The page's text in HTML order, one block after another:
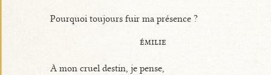
Pourquoi toujours fuir ma présence ?
émilie
À mon cruel destin, je pense,